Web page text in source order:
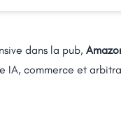
dans la pub,
IA, commerce et